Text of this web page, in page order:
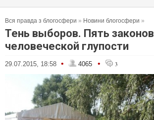
Вся правда з блогосфери » Новини блогосфери »
Тень выборов. Пять законов
человеческой глупости
29.07.2015, 18:58 • 4065 • 3